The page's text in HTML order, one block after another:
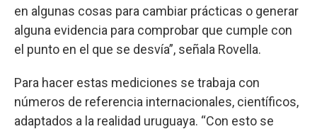
en algunas cosas para cambiar prácticas o generar
alguna evidencia para comprobar que cumple con
el punto en el que se desvía”, señala Rovella.
Para hacer estas mediciones se trabaja con
números de referencia internacionales, científicos,
adaptados a la realidad uruguaya. “Con esto se